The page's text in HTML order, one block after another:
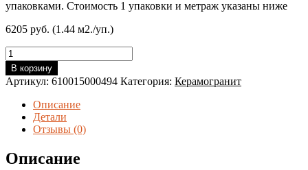
упаковками. Стоимость 1 упаковки и метраж указаны ниже
6205 руб. (1.44 м2./уп.)
Количество
товара
Италон
ШАРМ
ДЕЛЮКС
БЬЯНКО
МИКЕЛАНДЖЕЛО
60*120
(1,44
м2/
В корзину
Артикул: 610015000494 Категория: Керамогранит
Описание
Детали
Отзывы (0)
Описание